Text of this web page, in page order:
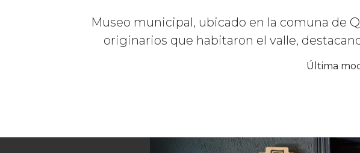
Museo municipal, ubicado en la comuna de
originarios que habitaron el valle,
Última